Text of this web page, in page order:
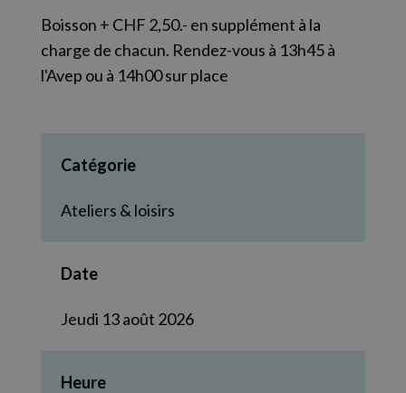
Boisson + CHF 2,50.- en supplément à la
charge de chacun. Rendez-vous à 13h45 à
l'Avep ou à 14h00 sur place
Catégorie
Ateliers & loisirs
Date
Jeudi 13 août 2026
Heure